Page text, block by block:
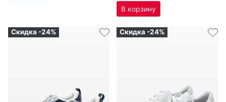
Скидка -24% Скидка -24%